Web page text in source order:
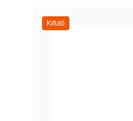
Kifutó